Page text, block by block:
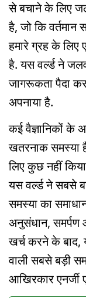
से बचाने के लिए
है, जो कि
हमारे ग्रह के
है. यस वर्ल्ड ने
जागरूकता पैदा
अपनाया है.
कई वैज्ञानिकों के
खतरनाक समस्या
लिए कुछ नहीं
यस वर्ल्ड ने सबसे
समस्या का
अनुसंधान, समर्पण
खर्च करने के बाद,
वाली सबसे बड़ी
आखिरकार एनर्जी